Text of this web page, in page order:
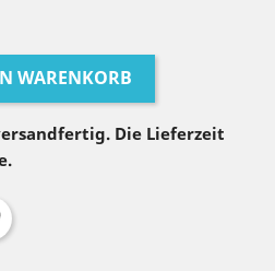
WARENKORB
Die Lieferzeit